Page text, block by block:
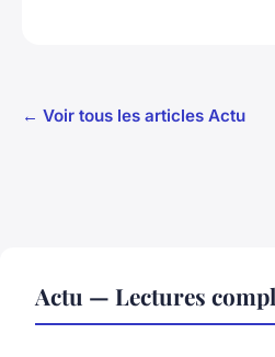
← Voir tous les articles Actu
Actu — Lectures